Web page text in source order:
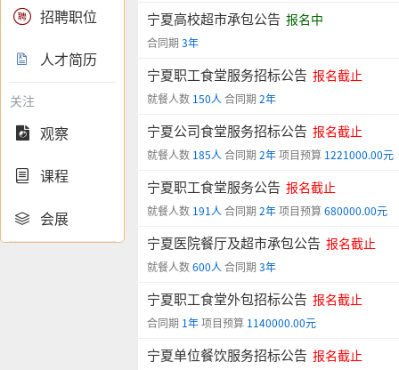
 招聘职位
 人才简历
关注
 观察
 课程
 会展
宁夏高校超市承包公告 报名中
合同期 3年
宁夏职工食堂服务招标公告 报名截止
就餐人数 150人 合同期 2年
宁夏公司食堂服务招标公告 报名截止
就餐人数 185人 合同期 2年项目预算 1221000.00元
宁夏职工食堂服务公告 报名截止
就餐人数 191人 合同期 2年项目预算680000.00元
宁夏医院餐厅及超市承包公告 报名截止
就餐人数600人 合同期 3年
宁夏职工食堂外包招标公告 报名截止
合同期 1年项目预算 1140000.00元
宁夏单位餐饮服务招标公告 报名截止